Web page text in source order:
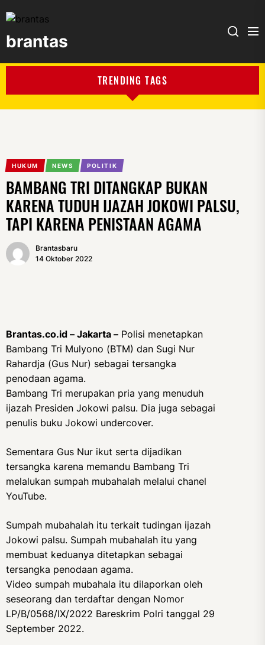
brantas
TRENDING TAGS
HUKUM NEWS POLITIK
BAMBANG TRI DITANGKAP BUKAN
KARENA TUDUH IJAZAH JOKOWI PALSU,
TAPI KARENA PENISTAAN AGAMA
Brantasbaru
14 Oktober 2022
Brantas.co.id – Jakarta – Polisi menetapkan
Bambang Tri Mulyono (BTM) dan Sugi Nur
Rahardja (Gus Nur) sebagai tersangka
penodaan agama.
Bambang Tri merupakan pria yang menuduh
ijazah Presiden Jokowi palsu. Dia juga sebagai
penulis buku Jokowi undercover.
Sementara Gus Nur ikut serta dijadikan
tersangka karena memandu Bambang Tri
melalukan sumpah mubahalah melalui chanel
YouTube.
Sumpah mubahalah itu terkait tudingan ijazah
Jokowi palsu. Sumpah mubahalah itu yang
membuat keduanya ditetapkan sebagai
tersangka penodaan agama.
Video sumpah mubahala itu dilaporkan oleh
seseorang dan terdaftar dengan Nomor
LP/B/0568/IX/2022 Bareskrim Polri tanggal 29
September 2022.